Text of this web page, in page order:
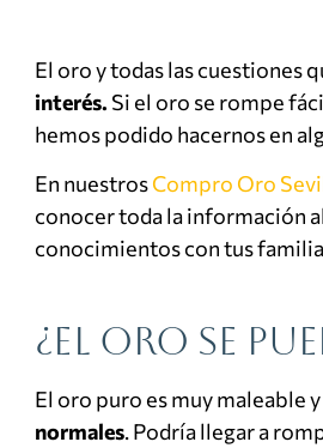
El oro y todas las cuestiones
interés. Si el oro se rompe
hemos podido hacernos en
En nuestrosCompro Oro
conocer toda la información
conocimientos con tus
¿El oro se
El oro puro es muy maleable
normales. Podría llegar a